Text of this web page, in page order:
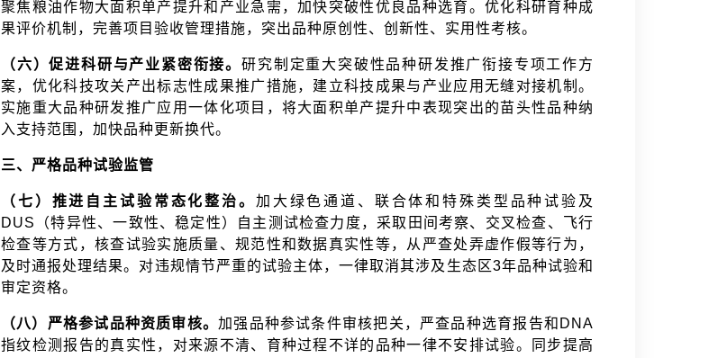
聚焦粮油作物大面积单产提升和产业急需，加快突破性优良品种选育。优化科研育种成
果评价机制，完善项目验收管理措施，突出品种原创性、创新性、实用性考核。
（六）促进科研与产业紧密衔接。研究制定重大突破性品种研发推广衔接专项工作方
案，优化科技攻关产出标志性成果推广措施，建立科技成果与产业应用无缝对接机制。
实施重大品种研发推广应用一体化项目，将大面积单产提升中表现突出的苗头性品种纳
入支持范围，加快品种更新换代。
三、严格品种试验监管
（七）推进自主试验常态化整治。 加大绿色通道、联合体和特殊类型品种试验及
DUS（特异性、一致性、稳定性）自主测试检查力度，采取田间考察、交叉检查、飞行
检查等方式，核查试验实施质量、规范性和数据真实性等，从严查处弄虚作假等行为，
及时通报处理结果。对违规情节严重的试验主体，一律取消其涉及生态区3年品种试验和
审定资格。
（八）严格参试品种资质审核。加强品种参试条件审核把关，严查品种选育报告和DNA
指纹检测报告的真实性，对来源不清、育种过程不详的品种一律不安排试验。同步提高